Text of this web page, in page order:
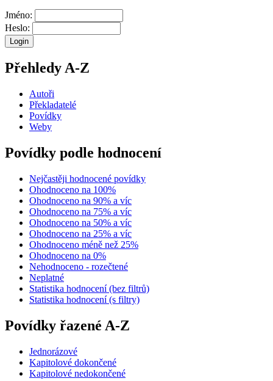
Jméno:
Heslo:
Přehledy A-Z
Autoři
Překladatelé
Povídky
Weby
Povídky podle hodnocení
Nejčastěji hodnocené povídky
Ohodnoceno na 100%
Ohodnoceno na 90% a víc
Ohodnoceno na 75% a víc
Ohodnoceno na 50% a víc
Ohodnoceno na 25% a víc
Ohodnoceno méně než 25%
Ohodnoceno na 0%
Nehodnoceno - rozečtené
Neplatné
Statistika hodnocení (bez filtrů)
Statistika hodnocení (s filtry)
Povídky řazené A-Z
Jednorázové
Kapitolové dokončené
Kapitolové nedokončené